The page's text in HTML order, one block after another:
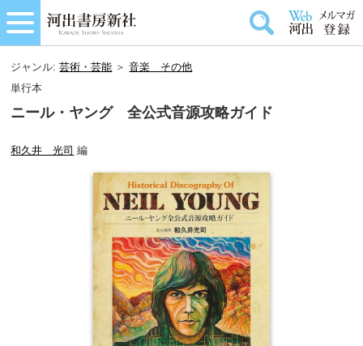
ジャンル:芸術・芸能 ＞音楽＿その他
単行本
ニール・ヤング 全公式音源攻略ガイド
和久井 光司 編